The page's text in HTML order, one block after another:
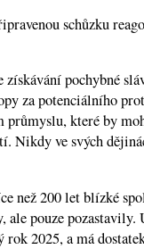
schůzku
pochybné
za potenciálního
průmyslu, které by
Nikdy ve svých
než 200 let blízké
ale pouze pozastavily.
2025, a má